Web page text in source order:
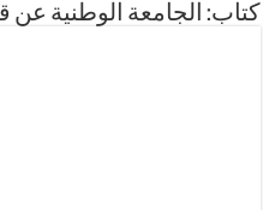
كتاب: الجامعة الوطنية